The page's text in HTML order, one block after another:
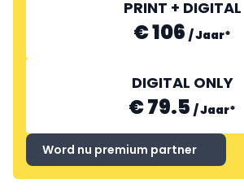
BV KRANNICH SOLAR
PRINT + DIGITAL
€ 106 /Jaar*
DIGITAL ONLY
€ 79.5 /Jaar*
Word nu premium partner